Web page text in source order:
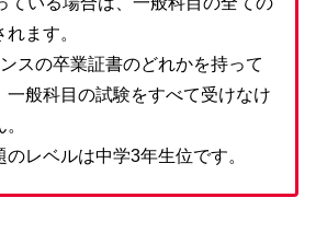
ます。
スの卒業証書のどれかを持って
一般科目の試験をすべて受けなけ
レベルは中学3年生位です。